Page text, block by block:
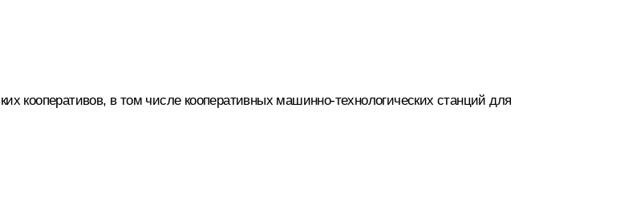
кооперативов, в том числе кооперативных машинно-технологических станций для